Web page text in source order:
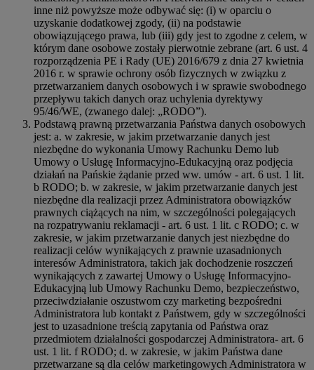
inne niż powyższe może odbywać się: (i) w oparciu o
uzyskanie dodatkowej zgody, (ii) na podstawie
obowiązującego prawa, lub (iii) gdy jest to zgodne z celem, w
którym dane osobowe zostały pierwotnie zebrane (art. 6 ust. 4
rozporządzenia PE i Rady (UE) 2016/679 z dnia 27 kwietnia
2016 r. w sprawie ochrony osób fizycznych w związku z
przetwarzaniem danych osobowych i w sprawie swobodnego
przepływu takich danych oraz uchylenia dyrektywy
95/46/WE, (zwanego dalej: „RODO”).
Podstawą prawną przetwarzania Państwa danych osobowych
jest: a. w zakresie, w jakim przetwarzanie danych jest
niezbędne do wykonania Umowy Rachunku Demo lub
Umowy o Usługę Informacyjno-Edukacyjną oraz podjęcia
działań na Pańskie żądanie przed ww. umów - art. 6 ust. 1 lit.
b RODO; b. w zakresie, w jakim przetwarzanie danych jest
niezbędne dla realizacji przez Administratora obowiązków
prawnych ciążących na nim, w szczególności polegających
na rozpatrywaniu reklamacji - art. 6 ust. 1 lit. c RODO; c. w
zakresie, w jakim przetwarzanie danych jest niezbędne do
realizacji celów wynikających z prawnie uzasadnionych
interesów Administratora, takich jak dochodzenie roszczeń
wynikających z zawartej Umowy o Usługę Informacyjno-
Edukacyjną lub Umowy Rachunku Demo, bezpieczeństwo,
przeciwdziałanie oszustwom czy marketing bezpośredni
Administratora lub kontakt z Państwem, gdy w szczególności
jest to uzasadnione treścią zapytania od Państwa oraz
przedmiotem działalności gospodarczej Administratora- art. 6
ust. 1 lit. f RODO; d. w zakresie, w jakim Państwa dane
przetwarzane są dla celów marketingowych Administratora w